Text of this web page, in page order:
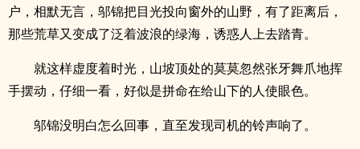
户，相默无言，邬锦把目光投向窗外的山野，有了距离后，
那些荒草又变成了泛着波浪的绿海，诱惑人上去踏青。
就这样虚度着时光，山坡顶处的莫莫忽然张牙舞爪地挥
手摆动，仔细一看，好似是拼命在给山下的人使眼色。
邬锦没明白怎么回事，直至发现司机的铃声响了。